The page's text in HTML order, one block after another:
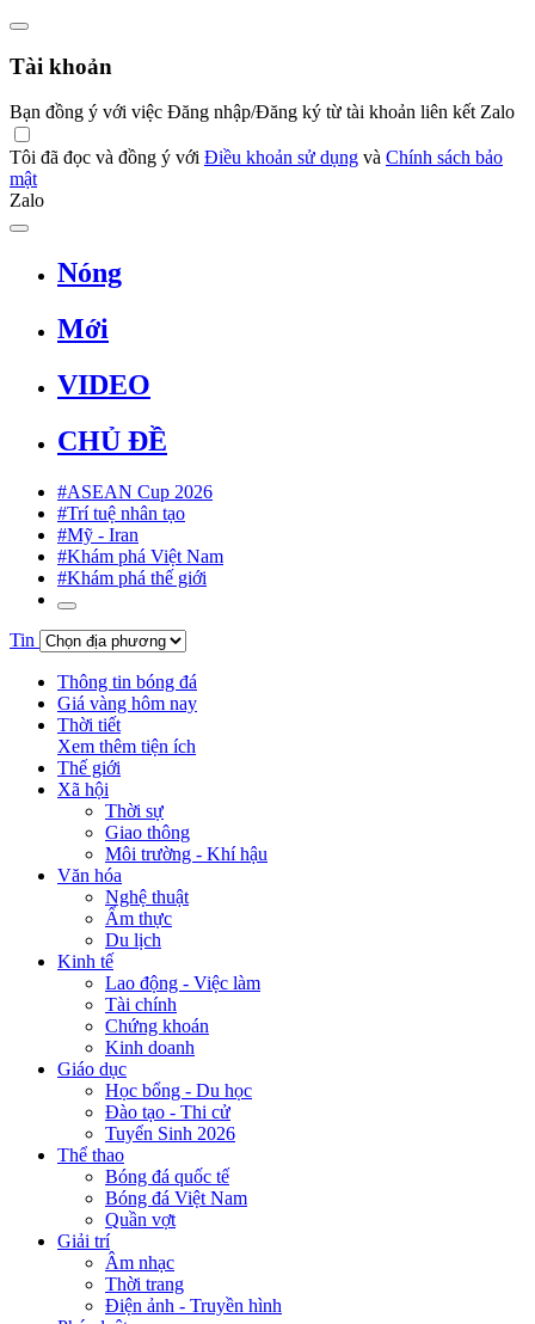
Tài khoản
Bạn đồng ý với việc Đăng nhập/Đăng ký từ tài khoản liên kết Zalo
Tôi đã đọc và đồng ý với Điều khoản sử dụng và Chính sách bảo
mật
Zalo
Nóng
Mới
VIDEO
CHỦ ĐỀ
#ASEAN Cup 2026
#Trí tuệ nhân tạo
#Mỹ - Iran
#Khám phá Việt Nam
#Khám phá thế giới
Tin
Thông tin bóng đá
Giá vàng hôm nay
Thời tiết
Xem thêm tiện ích
Thế giới
Xã hội
Thời sự
Giao thông
Môi trường - Khí hậu
Văn hóa
Nghệ thuật
Ẩm thực
Du lịch
Kinh tế
Lao động - Việc làm
Tài chính
Chứng khoán
Kinh doanh
Giáo dục
Học bổng - Du học
Đào tạo - Thi cử
Tuyển Sinh 2026
Thể thao
Bóng đá quốc tế
Bóng đá Việt Nam
Quần vợt
Giải trí
Âm nhạc
Thời trang
Điện ảnh - Truyền hình